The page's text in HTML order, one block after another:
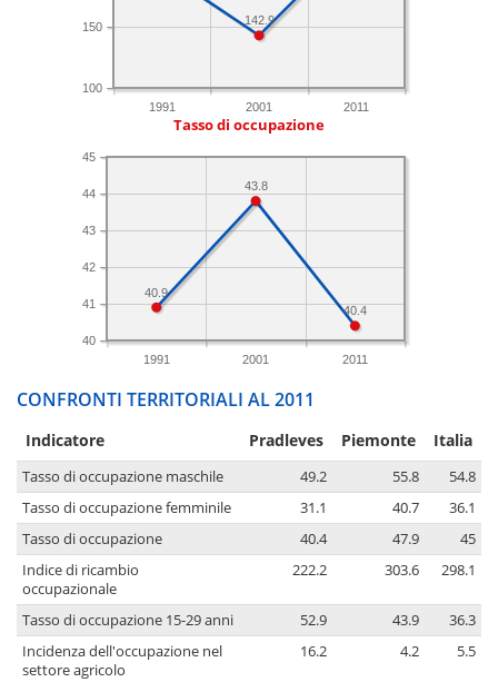
1991 2001 2011
100
150 142.9
Tasso di occupazione
1991 2001 2011
40
41
42
43
44
45
40.4
43.8
40.9
CONFRONTI TERRITORIALI AL 2011
Indicatore Pradleves Piemonte Italia
Tasso di occupazione maschile 49.2 55.8
54.8
Tasso di occupazione femminile
31.1 40.7
36.1
Tasso di occupazione
40.4 47.9
45
Indice di ricambio
occupazionale
222.2 303.6 298.1
Tasso di occupazione 15-29 anni 52.9 43.9
36.3
Incidenza dell'occupazione nel
settore agricolo
16.2 4.2 5.5